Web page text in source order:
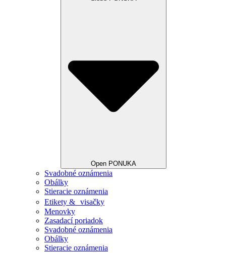
Open PONUKA
Svadobné oznámenia
Obálky
Stieracie oznámenia
Etikety & visačky
Menovky
Zasadací poriadok
Svadobné oznámenia
Obálky
Stieracie oznámenia